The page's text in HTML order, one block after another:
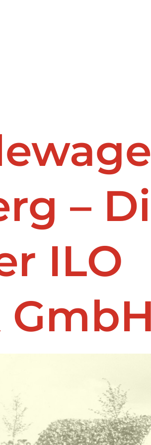
–
ILO